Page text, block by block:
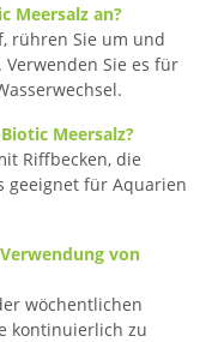
Meersalz an?
rühren Sie um und
Sie es für
Meersalz?
Riffbecken, die
geeignet für Aquarien
von
wöchentlichen
kontinuierlich zu